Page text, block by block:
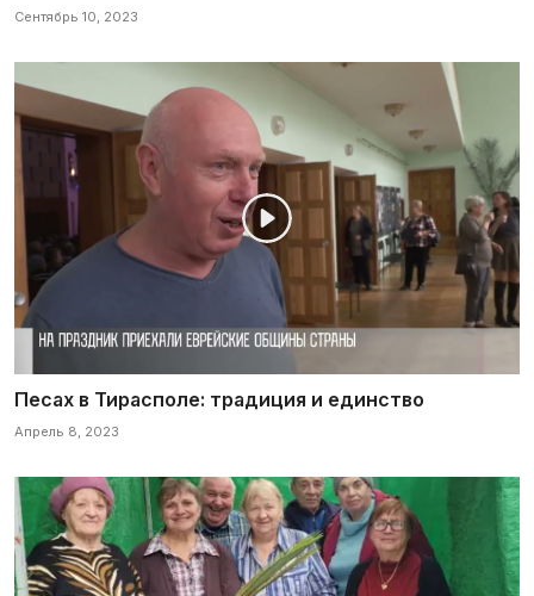
Сентябрь 10, 2023
Песах в Тирасполе: традиция и единство
Апрель 8, 2023